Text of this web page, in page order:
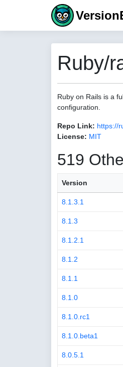
Ruby/
Ruby on Rails is a
configuration.
Repo Link: https://
License: MIT
519
Version
8.1.3.1
8.1.3
8.1.2.1
8.1.2
8.1.1
8.1.0
8.1.0.rc1
8.1.0.beta1
8.0.5.1